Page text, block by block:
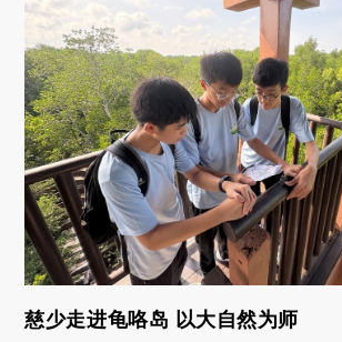
慈少走进龟咯岛 以大自然为师